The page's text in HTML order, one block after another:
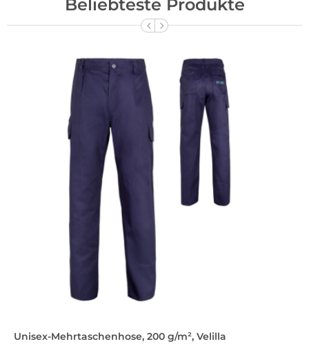
Beliebteste Produkte
Unisex-Mehrtaschenhose, 200 g/m², Velilla